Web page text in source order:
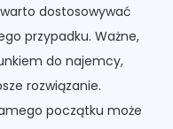
dostosowywać
przypadku. Ważne,
do najemcy,
rozwiązanie.
początku może